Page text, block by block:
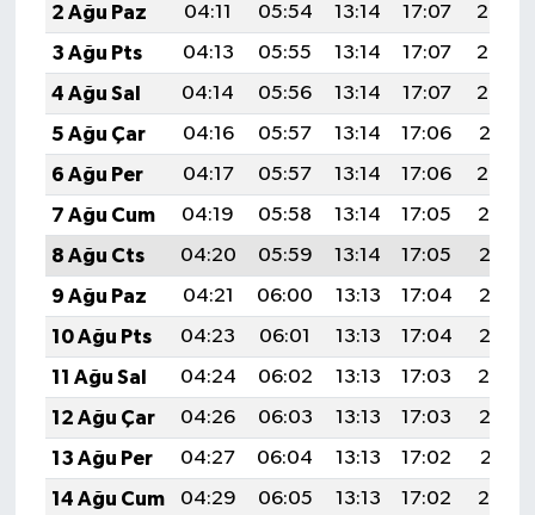
2 Ağu Paz
04:11 05:54 13:14 17:07
20:25
3 Ağu Pts
04:13 05:55 13:14 17:07
20:24
4 Ağu Sal
04:14 05:56 13:14 17:07
20:22
5 Ağu Çar
04:16 05:57 13:14 17:06
20:21
6 Ağu Per
04:17 05:57 13:14 17:06
20:20
7 Ağu Cum
04:19 05:58 13:14 17:05
20:19
8 Ağu Cts
04:20 05:59 13:14 17:05
20:18
9 Ağu Paz
04:21 06:00 13:13 17:04
20:16
10 Ağu Pts
04:23 06:01 13:13 17:04
20:15
11 Ağu Sal
04:24 06:02 13:13 17:03
20:14
12 Ağu Çar
04:26 06:03 13:13 17:03
20:13
13 Ağu Per
04:27 06:04 13:13 17:02
20:11
14 Ağu Cum
04:29 06:05 13:13 17:02
20:10